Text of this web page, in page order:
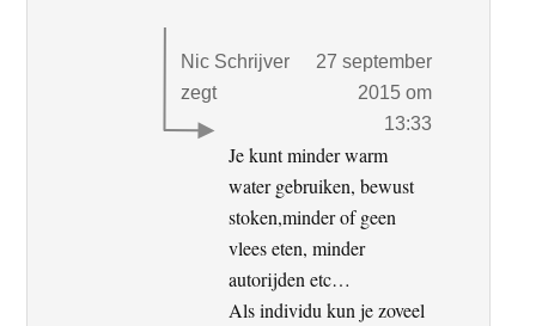
Nic Schrijver
zegt
27 september
2015 om
13:33
Je kunt minder warm
water gebruiken, bewust
stoken,minder of geen
vlees eten, minder
autorijden etc…
Als individu kun je zoveel